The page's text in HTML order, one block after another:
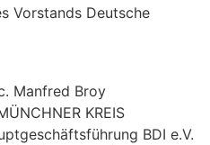
Vorstands Deutsche
Manfred Broy
KREIS
BDI e.V.